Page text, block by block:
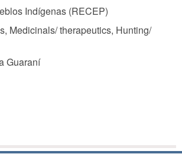
Indígenas (RECEP)
Medicinals/ therapeutics, Hunting/
Guaraní